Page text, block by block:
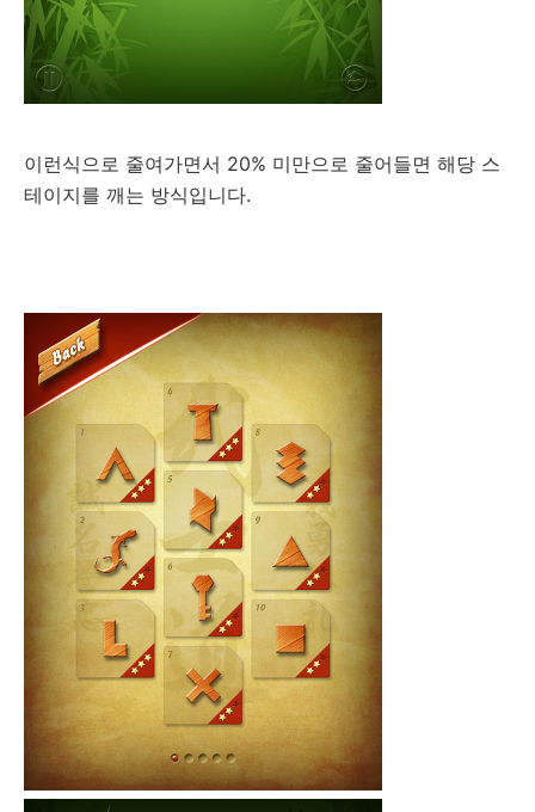
이런식으로 줄여가면서 20% 미만으로 줄어들면 해당 스
테이지를 깨는 방식입니다.